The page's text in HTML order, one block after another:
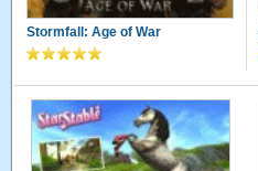
Stormfall: Age of War